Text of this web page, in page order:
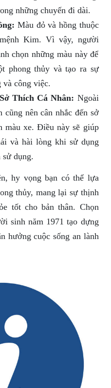
những chuyến đi dài.
Màu đỏ và hồng thuộc
Kim. Vì vậy, người
chọn những màu này để
phong thủy và tạo ra sự
và công việc.
Thích Cá Nhân: Ngoài
cũng nên cân nhắc đến sở
màu xe. Điều này sẽ giúp
và hài lòng khi sử dụng
sử dụng.
hy vọng bạn có thể lựa
thủy, mang lại sự thịnh
tốt cho bản thân. Chọn
sinh năm 1971 tạo dựng
hưởng cuộc sống an lành